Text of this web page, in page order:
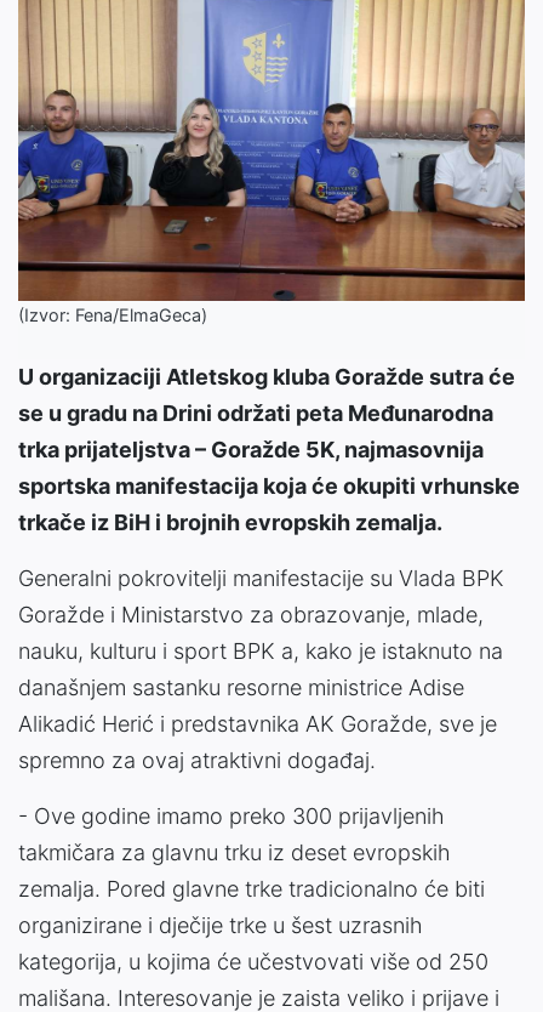
(Izvor: Fena/ElmaGeca)
U organizaciji Atletskog kluba Goražde sutra će
se u gradu na Drini održati peta Međunarodna
trka prijateljstva – Goražde 5K, najmasovnija
sportska manifestacija koja će okupiti vrhunske
trkače iz BiH i brojnih evropskih zemalja.
Generalni pokrovitelji manifestacije su Vlada BPK
Goražde i Ministarstvo za obrazovanje, mlade,
nauku, kulturu i sport BPK a, kako je istaknuto na
današnjem sastanku resorne ministrice Adise
Alikadić Herić i predstavnika AK Goražde, sve je
spremno za ovaj atraktivni događaj.
- Ove godine imamo preko 300 prijavljenih
takmičara za glavnu trku iz deset evropskih
zemalja. Pored glavne trke tradicionalno će biti
organizirane i dječije trke u šest uzrasnih
kategorija, u kojima će učestvovati više od 250
mališana. Interesovanje je zaista veliko i prijave i